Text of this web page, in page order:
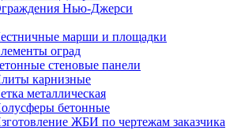
Нью-Джерси
марши и площадки
оград
стеновые панели
карнизные
металлическая
бетонные
ЖБИ по чертежам заказчика